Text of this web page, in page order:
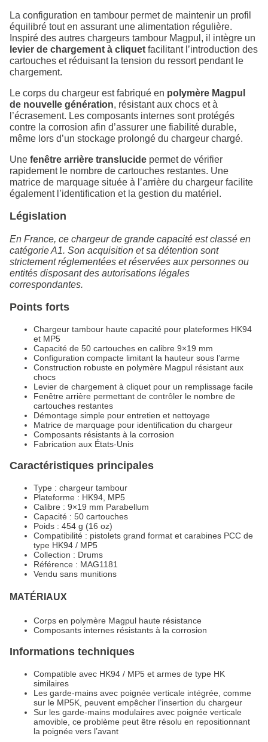
La configuration en tambour permet de maintenir un profil
équilibré tout en assurant une alimentation régulière.
Inspiré des autres chargeurs tambour Magpul, il intègre un
levier de chargement à cliquet facilitant l’introduction des
cartouches et réduisant la tension du ressort pendant le
chargement.
Le corps du chargeur est fabriqué en polymère Magpul
de nouvelle génération, résistant aux chocs et à
l’écrasement. Les composants internes sont protégés
contre la corrosion afin d’assurer une fiabilité durable,
même lors d’un stockage prolongé du chargeur chargé.
Une fenêtre arrière translucide permet de vérifier
rapidement le nombre de cartouches restantes. Une
matrice de marquage située à l’arrière du chargeur facilite
également l’identification et la gestion du matériel.
Législation
En France, ce chargeur de grande capacité est classé en
catégorie A1. Son acquisition et sa détention sont
strictement réglementées et réservées aux personnes ou
entités disposant des autorisations légales
correspondantes.
Points forts
Chargeur tambour haute capacité pour plateformes HK94
et MP5
Capacité de 50 cartouches en calibre 9×19 mm
Configuration compacte limitant la hauteur sous l’arme
Construction robuste en polymère Magpul résistant aux
chocs
Levier de chargement à cliquet pour un remplissage facile
Fenêtre arrière permettant de contrôler le nombre de
cartouches restantes
Démontage simple pour entretien et nettoyage
Matrice de marquage pour identification du chargeur
Composants résistants à la corrosion
Fabrication aux États-Unis
Caractéristiques principales
Type : chargeur tambour
Plateforme : HK94, MP5
Calibre : 9×19 mm Parabellum
Capacité : 50 cartouches
Poids : 454 g (16 oz)
Compatibilité : pistolets grand format et carabines PCC de
type HK94 / MP5
Collection : Drums
Référence : MAG1181
Vendu sans munitions
MATÉRIAUX
Corps en polymère Magpul haute résistance
Composants internes résistants à la corrosion
Informations techniques
Compatible avec HK94 / MP5 et armes de type HK
similaires
Les garde-mains avec poignée verticale intégrée, comme
sur le MP5K, peuvent empêcher l’insertion du chargeur
Sur les garde-mains modulaires avec poignée verticale
amovible, ce problème peut être résolu en repositionnant
la poignée vers l’avant